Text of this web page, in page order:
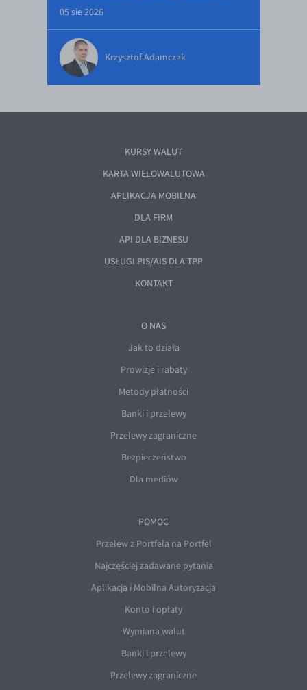
05 sie 2026
Krzysztof Adamczak
KURSY WALUT
KARTA WIELOWALUTOWA
APLIKACJA MOBILNA
DLA FIRM
API DLA BIZNESU
USŁUGI PIS/AIS DLA TPP
KONTAKT
O NAS
Jak to działa
Prowizje i rabaty
Metody płatności
Banki i przelewy
Przelewy zagraniczne
Bezpieczeństwo
Dla mediów
POMOC
Przelew z Portfela na Portfel
Najczęściej zadawane pytania
Aplikacja i Mobilna Autoryzacja
Konto i opłaty
Wymiana walut
Banki i przelewy
Przelewy zagraniczne